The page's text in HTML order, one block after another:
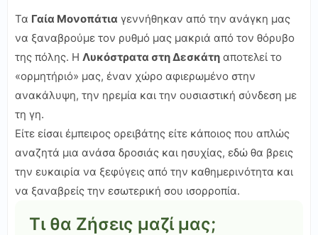
Τα Γαία Μονοπάτια γεννήθηκαν από την ανάγκη μας
να ξαναβρούμε τον ρυθμό μας μακριά από τον θόρυβο
της πόλης. Η Λυκόστρατα στη Δεσκάτη αποτελεί το
«ορμητήριό» μας, έναν χώρο αφιερωμένο στην
ανακάλυψη, την ηρεμία και την ουσιαστική σύνδεση με
τη γη.
Είτε είσαι έμπειρος ορειβάτης είτε κάποιος που απλώς
αναζητά μια ανάσα δροσιάς και ησυχίας, εδώ θα βρεις
την ευκαιρία να ξεφύγεις από την καθημερινότητα και
να ξαναβρείς την εσωτερική σου ισορροπία.
Τι θα Ζήσεις μαζί μας;